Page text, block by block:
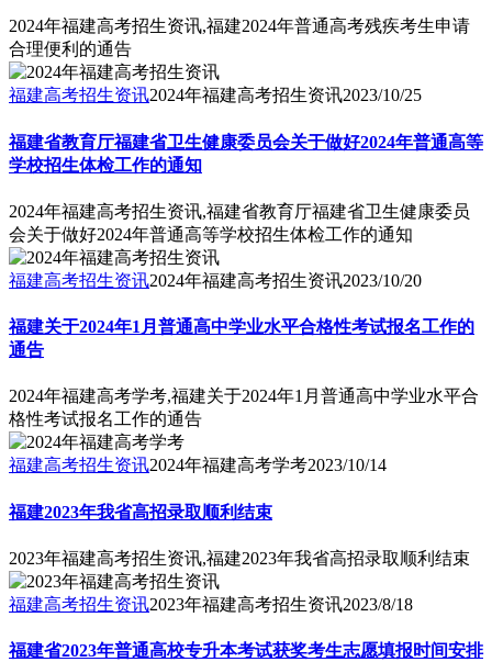
2024年福建高考招生资讯,福建2024年普通高考残疾考生申请
合理便利的通告
福建高考招生资讯2024年福建高考招生资讯2023/10/25
福建省教育厅福建省卫生健康委员会关于做好2024年普通高等
学校招生体检工作的通知
2024年福建高考招生资讯,福建省教育厅福建省卫生健康委员
会关于做好2024年普通高等学校招生体检工作的通知
福建高考招生资讯2024年福建高考招生资讯2023/10/20
福建关于2024年1月普通高中学业水平合格性考试报名工作的
通告
2024年福建高考学考,福建关于2024年1月普通高中学业水平合
格性考试报名工作的通告
福建高考招生资讯2024年福建高考学考2023/10/14
福建2023年我省高招录取顺利结束
2023年福建高考招生资讯,福建2023年我省高招录取顺利结束
福建高考招生资讯2023年福建高考招生资讯2023/8/18
福建省2023年普通高校专升本考试获奖考生志愿填报时间安排